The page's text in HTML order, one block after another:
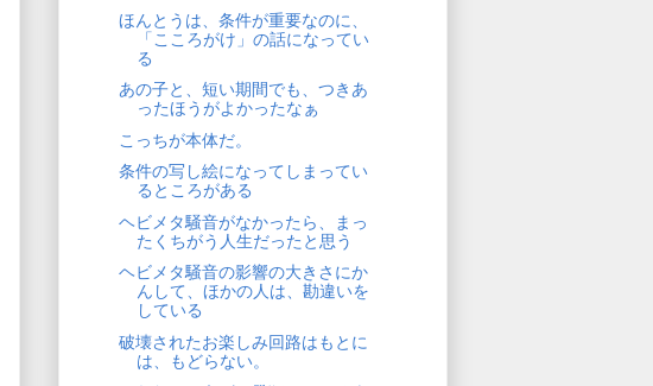
ほんとうは、条件が重要なのに、
「こころがけ」の話になってい
る
あの子と、短い期間でも、つきあ
ったほうがよかったなぁ
こっちが本体だ。
条件の写し絵になってしまってい
るところがある
ヘビメタ騒音がなかったら、まっ
たくちがう人生だったと思う
ヘビメタ騒音の影響の大きさにか
んして、ほかの人は、勘違いを
している
破壊されたお楽しみ回路はもとに
は、もどらない。